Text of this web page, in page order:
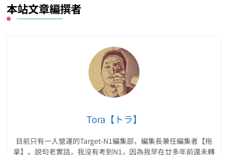
本站文章編撰者
Tora【トラ】
目前只有一人營運的Target-N1編集部，編集長兼任編集者【拖
拿】。說句老實話，我沒有考到N1，因為我早在廿多年前還未轉